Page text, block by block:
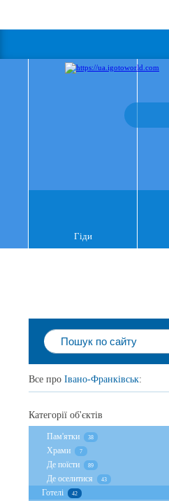
Гіди
Все про Івано-Франківськ:
Категорії об'єктів
Пам'ятки 38
Храми 7
Де поїсти 89
Де оселитися 43
Готелі 42